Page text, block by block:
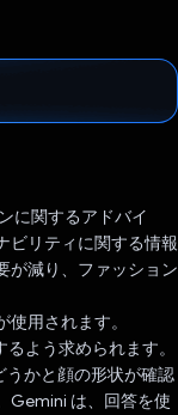
に関するアドバイ
ビリティに関する情報
が減り、ファッション
用されます。
よう求められます。
かと顔の形状が確認
Gemini は、回答を使